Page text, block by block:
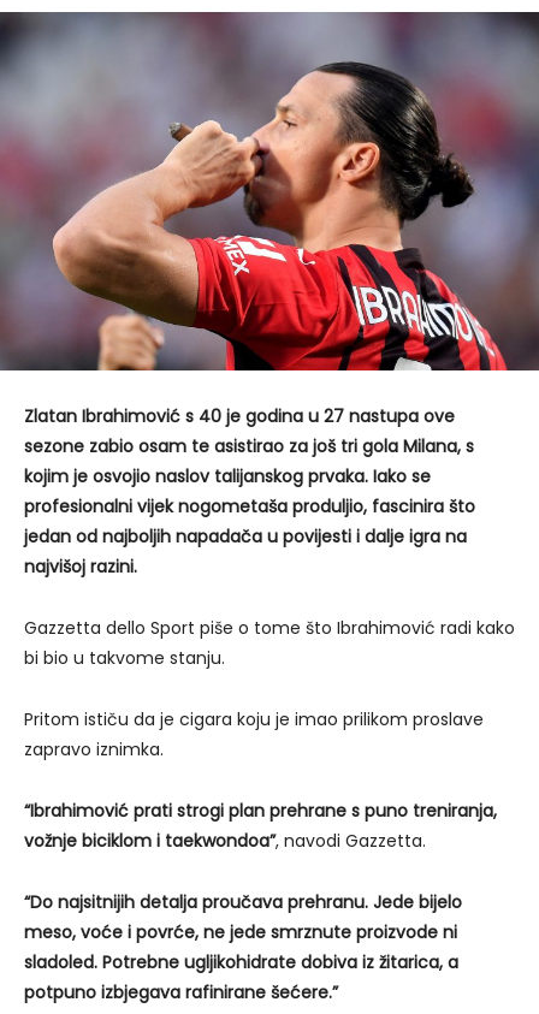
Zlatan Ibrahimović s 40 je godina u 27 nastupa ove
sezone zabio osam te asistirao za još tri gola Milana, s
kojim je osvojio naslov talijanskog prvaka. Iako se
profesionalni vijek nogometaša produljio, fascinira što
jedan od najboljih napadača u povijesti i dalje igra na
najvišoj razini.
Gazzetta dello Sport piše o tome što Ibrahimović radi kako
bi bio u takvome stanju.
Pritom ističu da je cigara koju je imao prilikom proslave
zapravo iznimka.
“Ibrahimović prati strogi plan prehrane s puno treniranja,
vožnje biciklom i taekwondoa”, navodi Gazzetta.
“Do najsitnijih detalja proučava prehranu. Jede bijelo
meso, voće i povrće, ne jede smrznute proizvode ni
sladoled. Potrebne ugljikohidrate dobiva iz žitarica, a
potpuno izbjegava rafinirane šećere.”